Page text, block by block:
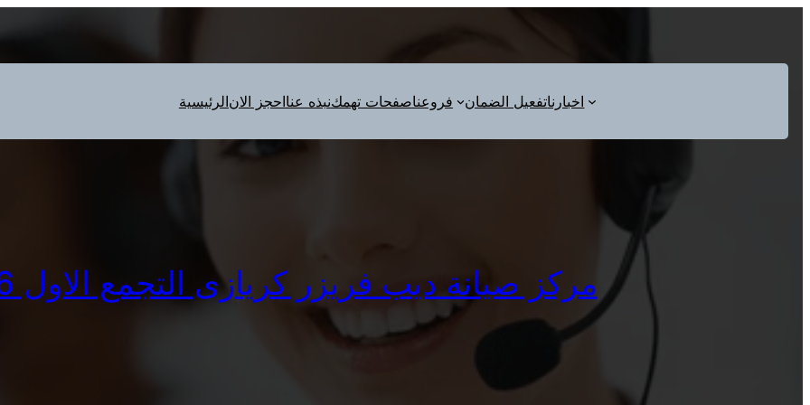
الرئيسيةاحجز الاننبذه عناصفحات تهمكفروعنا تفعيل الضماناخبارنا
مركز صيانة ديب فريزر كريازى التجمع الاول 0235699066